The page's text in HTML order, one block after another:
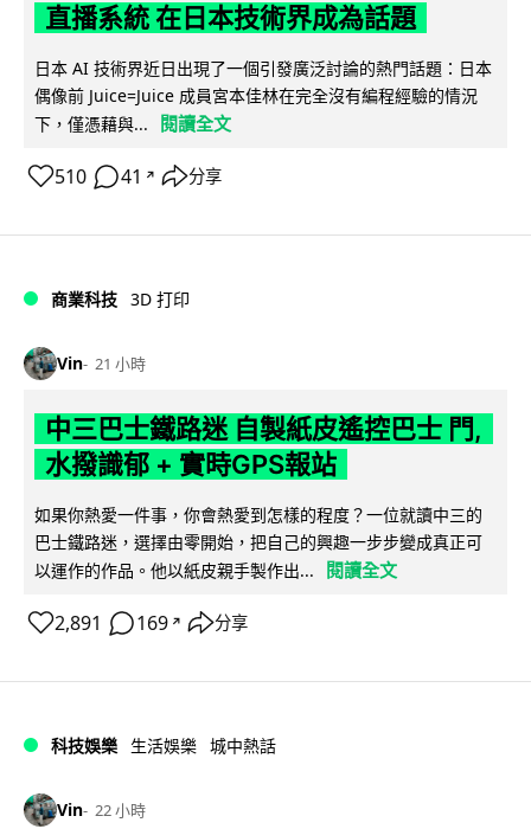
直播系統 在日本技術界成為話題
日本 AI 技術界近日出現了一個引發廣泛討論的熱門話題：日本
偶像前 Juice=Juice 成員宮本佳林在完全沒有編程經驗的情況
下，僅憑藉與...
閱讀全文
510 41 ↗ 分享
商業科技 3D 打印
Vin 21 小時
中三巴士鐵路迷 自製紙皮遙控巴士 門,
水撥識郁 + 實時GPS報站
如果你熱愛一件事，你會熱愛到怎樣的程度？一位就讀中三的
巴士鐵路迷，選擇由零開始，把自己的興趣一步步變成真正可
以運作的作品。他以紙皮親手製作出...
閱讀全文
2,891 169 ↗ 分享
科技娛樂 生活娛樂 城中熱話
Vin 22 小時